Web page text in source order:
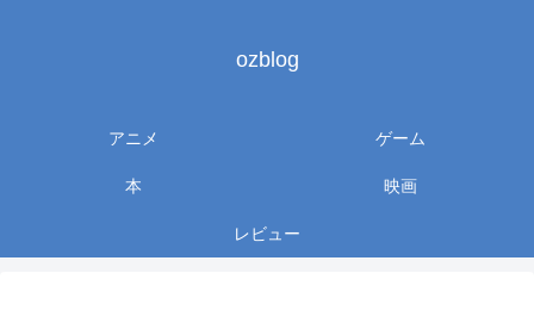
ozblog
アニメ ゲーム
本 映画
レビュー